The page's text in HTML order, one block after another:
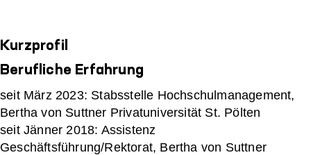
Kurzprofil
Berufliche Erfahrung
seit März 2023: Stabsstelle Hochschulmanagement,
Bertha von Suttner Privatuniversität St. Pölten
seit Jänner 2018: Assistenz
Geschäftsführung/Rektorat, Bertha von Suttner